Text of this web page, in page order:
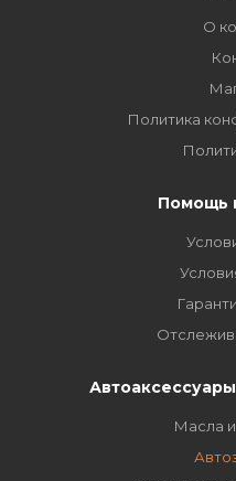
О
Политика
Помощь
Масла